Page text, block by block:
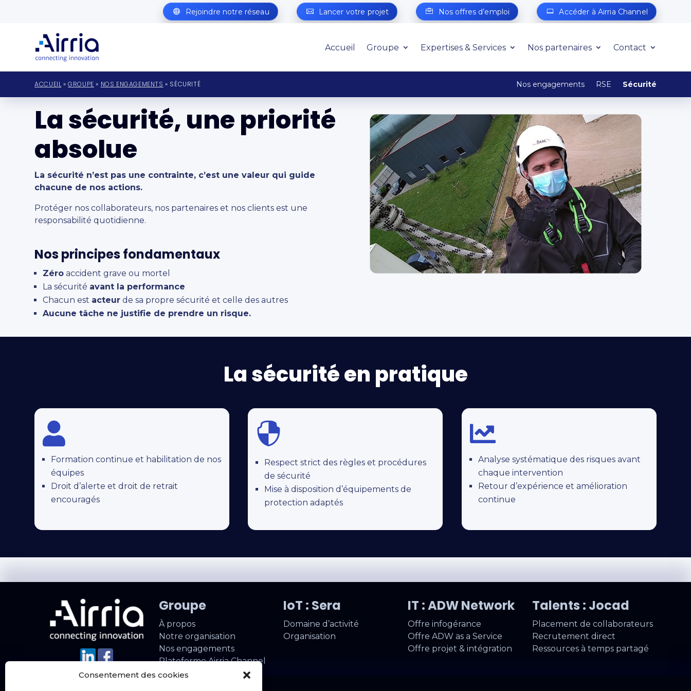
Consentement des cookies
Rejoindre notre réseau Lancer votre projet Nos offres d’emploi Accéder à Airria Channel
Accueil Groupe Expertises & Services Nos partenaires Contact
ACCUEIL »GROUPE » NOS ENGAGEMENTS » SÉCURITÉ Nos engagements RSE Sécurité
La sécurité, une priorité
absolue
La sécurité n’est pas une contrainte, c’est une valeur qui guide
chacune de nos actions.
Protéger nos collaborateurs, nos partenaires et nos clients est une
responsabilité quotidienne.
Nos principes fondamentaux
Zéro accident grave ou mortel
La sécurité avant la performance
Chacun est acteur de sa propre sécurité et celle des autres
Aucune tâche ne justifie de prendre un risque.
La sécurité en pratique

Formation continue et habilitation de nos
équipes
Droit d’alerte et droit de retrait
encouragés

Respect strict des règles et procédures
de sécurité
Mise à disposition d’équipements de
protection adaptés

Analyse systématique des risques avant
chaque intervention
Retour d’expérience et amélioration
continue
Groupe
À propos
Notre organisation
Nos engagements
Plateforme Airria Channel
IoT : Sera
Domaine d’activité
Organisation
IT : ADW Network
Offre infogérance
Offre ADW as a Service
Offre projet & intégration
Talents : Jocad
Placement de collaborateurs
Recrutement direct
Ressources à temps partagé